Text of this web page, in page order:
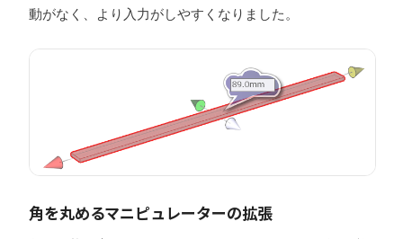
動がなく、より入力がしやすくなりました。
角を丸めるマニピュレーターの拡張